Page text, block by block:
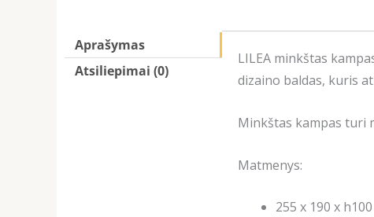
Aprašymas
Atsiliepimai (0)
LILEA minkštas
dizaino baldas, kuris
Minkštas kampas turi
Matmenys:
255 x 190 x h100